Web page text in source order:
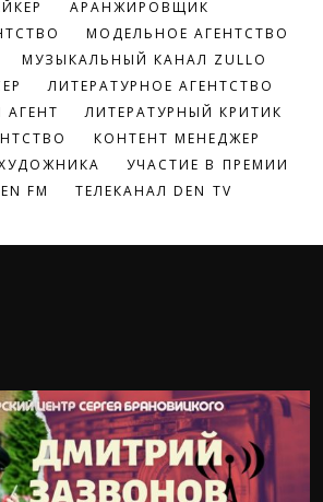
АРАНЖИРОВЩИК
МОДЕЛЬНОЕ АГЕНТСТВО
МУЗЫКАЛЬНЫЙ КАНАЛ ZULLO
ЛИТЕРАТУРНОЕ АГЕНТСТВО
АГЕНТ
ЛИТЕРАТУРНЫЙ КРИТИК
КОНТЕНТ МЕНЕДЖЕР
УЧАСТИЕ В ПРЕМИИ
FM
ТЕЛЕКАНАЛ DEN TV